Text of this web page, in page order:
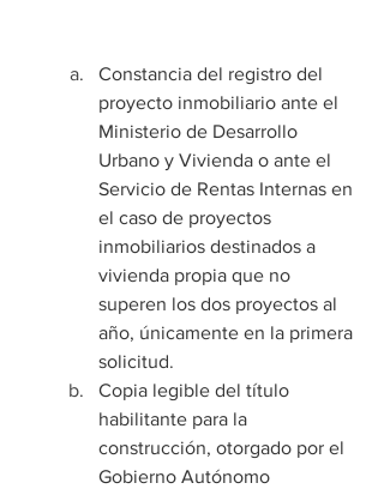
Constancia del registro del
proyecto inmobiliario ante el
Ministerio de Desarrollo
Urbano y Vivienda o ante el
Servicio de Rentas Internas en
el caso de proyectos
inmobiliarios destinados a
vivienda propia que no
superen los dos proyectos al
año, únicamente en la primera
solicitud.
Copia legible del título
habilitante para la
construcción, otorgado por el
Gobierno Autónomo